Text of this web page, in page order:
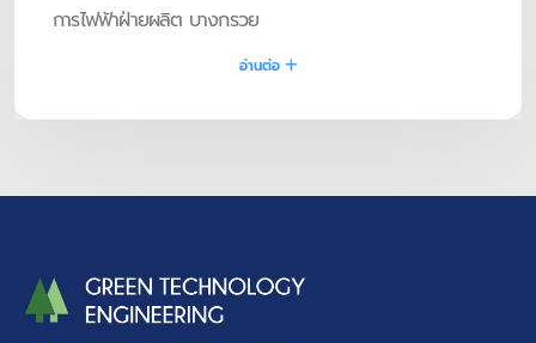
การไฟฟ้าฝ่ายผลิต บางกรวย
อ่านต่อ